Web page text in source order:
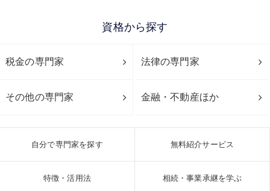
資格から探す
税金の専門家 法律の専門家
その他の専門家 金融・不動産ほか
自分で専門家を探す 無料紹介サービス
特徴・活用法 相続・事業承継を学ぶ